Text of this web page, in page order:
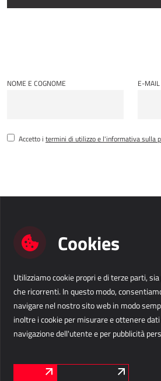
NOME E COGNOME E-MAIL
Accetto i termini di utilizzo e l'informativa sulla
Contattaci
Business Solutions IT s.r.l.
Via Divisione Julia 60/E
33042 Buttrio (UD)
info@b-s.eu
+39 376
LinkedIn Instagram
Cookies
Utilizziamo cookie propri e di terze parti,
che ricorrenti. In questo modo,
navigare nel nostro sito web in modo
inoltre i cookie per misurare e ottenere
navigazione dell'utente e per pubblicità